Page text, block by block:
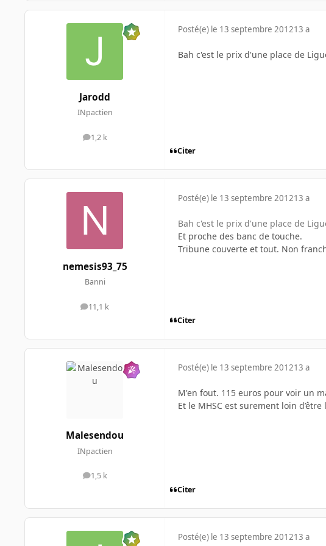
Jarodd
INpactien
1,2 k
messages
Posté(e) le 13 septembre 201213 a
Bah c'est le prix d'une place de
Citer
nemesis93_75
Banni
11,1 k
messages
Posté(e) le 13 septembre 201213 a
Bah c'est le prix d'une place de
Et proche des banc de touche.
Tribune couverte et tout. Non
Citer
Malesendou
INpactien
1,5 k
messages
Posté(e) le 13 septembre 201213 a
M'en fout. 115 euros pour voir un
Et le MHSC est surement loin d’être
Citer
Posté(e) le 13 septembre 201213 a